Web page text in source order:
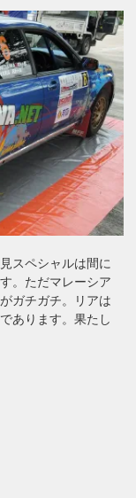
スペシャルは間に
。ただマレーシア
ガチガチ。リアは
あります。果たし